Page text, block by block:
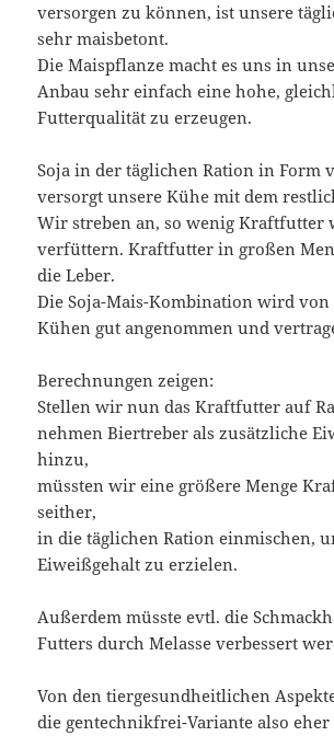
versorgen zu können, ist unsere
sehr maisbetont.
Die Maispflanze macht es uns in
Anbau sehr einfach eine hohe,
Futterqualität zu erzeugen.
Soja in der täglichen Ration in Form
versorgt unsere Kühe mit dem
Wir streben an, so wenig Kraftfutter
verfüttern. Kraftfutter in großen
die Leber.
Die Soja-Mais-Kombination wird
Kühen gut angenommen und
Berechnungen zeigen:
Stellen wir nun das Kraftfutter auf
nehmen Biertreber als zusätzliche
hinzu,
müssten wir eine größere Menge
seither,
in die täglichen Ration einmischen,
Eiweißgehalt zu erzielen.
Außerdem müsste evtl. die
Futters durch Melasse verbessert
Von den tiergesundheitlichen
die gentechnikfrei-Variante also